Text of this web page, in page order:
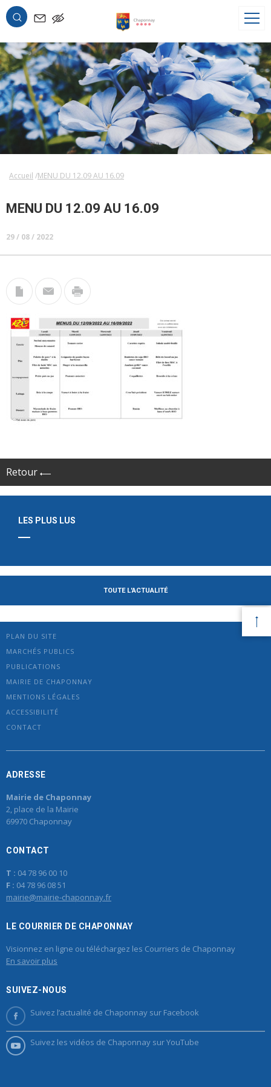
OK
Accueil MENU DU 12.09 AU 16.09
MENU DU 12.09 AU 16.09
29 / 08 / 2022
Retour
LES PLUS LUS
TOUTE L'ACTUALITÉ
PLAN DU SITE
MARCHÉS PUBLICS
PUBLICATIONS
MAIRIE DE CHAPONNAY
MENTIONS LÉGALES
ACCESSIBILITÉ
CONTACT
ADRESSE
Mairie de Chaponnay
2, place de la Mairie
69970 Chaponnay
CONTACT
T : 04 78 96 00 10
F : 04 78 96 08 51
mairie@mairie-chaponnay.fr
LE COURRIER DE CHAPONNAY
Visionnez en ligne ou téléchargez les Courriers de Chaponnay
En savoir plus
SUIVEZ-NOUS
Suivez l’actualité de Chaponnay sur Facebook
Suivez les vidéos de Chaponnay sur YouTube